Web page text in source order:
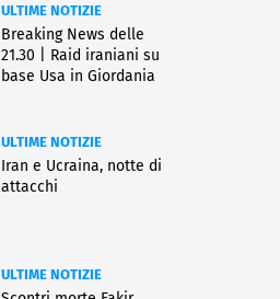
ULTIME NOTIZIE
Breaking News delle
21.30 | Raid iraniani su
base Usa in Giordania
ULTIME NOTIZIE
Iran e Ucraina, notte di
attacchi
ULTIME NOTIZIE